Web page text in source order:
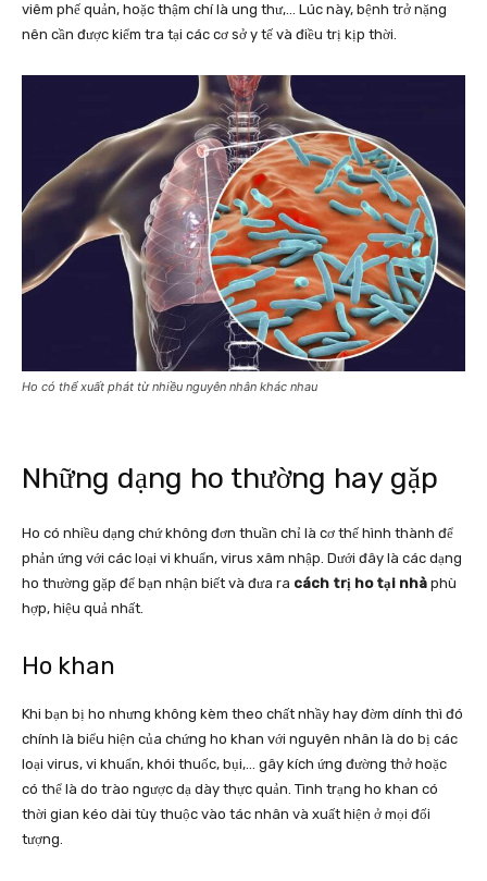
viêm phế quản, hoặc thậm chí là ung thư,… Lúc này, bệnh trở nặng
nên cần được kiểm tra tại các cơ sở y tế và điều trị kịp thời.
Ho có thể xuất phát từ nhiều nguyên nhân khác nhau
Những dạng ho thường hay gặp
Ho có nhiều dạng chứ không đơn thuần chỉ là cơ thế hình thành để
phản ứng với các loại vi khuẩn, virus xâm nhập. Dưới đây là các dạng
ho thường gặp để bạn nhận biết và đưa ra cách trị ho tại nhà phù
hợp, hiệu quả nhất.
Ho khan
Khi bạn bị ho nhưng không kèm theo chất nhầy hay đờm dính thì đó
chính là biểu hiện của chứng ho khan với nguyên nhân là do bị các
loại virus, vi khuẩn, khói thuốc, bụi,… gây kích ứng đường thở hoặc
có thể là do trào ngược dạ dày thực quản. Tình trạng ho khan có
thời gian kéo dài tùy thuộc vào tác nhân và xuất hiện ở mọi đối
tượng.